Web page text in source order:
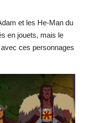
et les He-Man du
en jouets, mais le
ces personnages